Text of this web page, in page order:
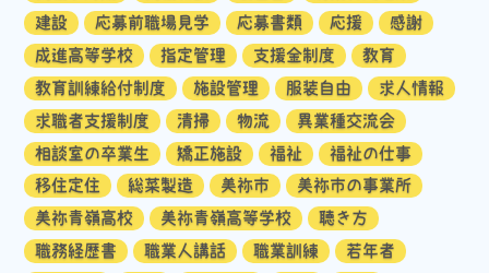
建設
応募前職場見学 応募書類 応援
感謝
成進高等学校
指定管理 支援金制度
教育
教育訓練給付制度
施設管理 服装自由
求人情報
求職者支援制度
清掃 物流
異業種交流会
相談室の卒業生
矯正施設 福祉
福祉の仕事
移住定住
総菜製造 美祢市
美祢市の事業所
美祢青嶺高校
美祢青嶺高等学校
聴き方
職務経歴書
職業人講話 職業訓練
若年者